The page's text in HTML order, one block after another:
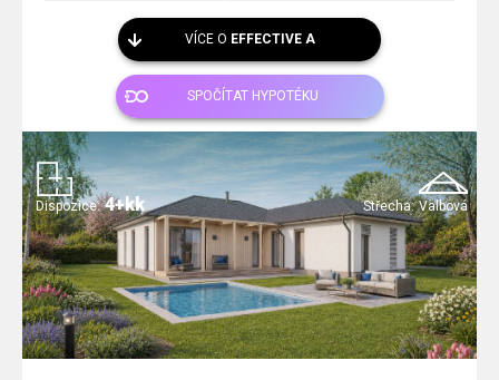
VÍCE O EFFECTIVE A
SPOČÍTAT HYPOTÉKU
Střecha: Valbová
Dispozice: 4+kk